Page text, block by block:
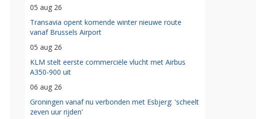
05 aug 26
Transavia opent komende winter nieuwe route
vanaf Brussels Airport
05 aug 26
KLM stelt eerste commerciële vlucht met Airbus
A350-900 uit
06 aug 26
Groningen vanaf nu verbonden met Esbjerg: 'scheelt
zeven uur rijden'